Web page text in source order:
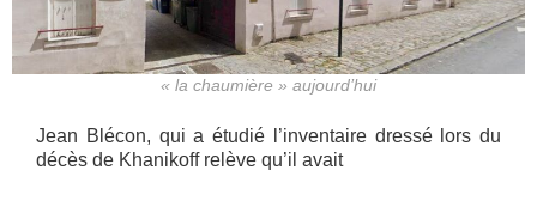
« la chaumière » aujourd’hui
Jean Blécon, qui a étudié l’inventaire dressé lors du
décès de Khanikoff relève qu’il avait